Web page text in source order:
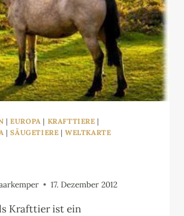
|EUROPA | KRAFTTIERE |
|SÄUGETIERE |WELTKARTE
17. Dezember 2012
Krafttier ist ein